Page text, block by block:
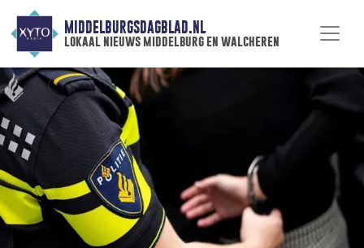
MIDDELBURGSDAGBLAD.NL
lokaal nieuws middelburg en walcheren